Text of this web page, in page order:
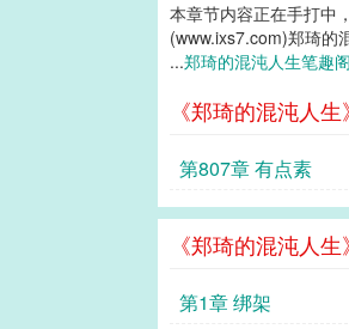
本章节内容正在手打中
(www.ixs7.com)郑琦的
...郑琦的混沌人生笔趣阁
《郑琦的混沌人
第807章 有点素
《郑琦的混沌人
第1章 绑架